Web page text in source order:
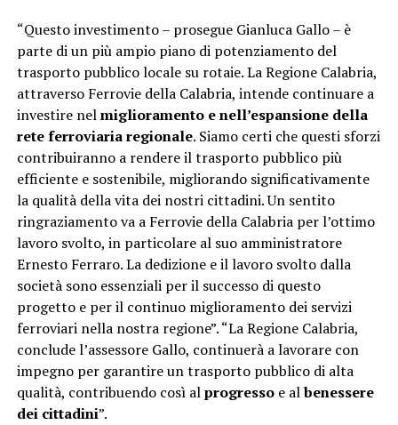
“Questo investimento – prosegue Gianluca Gallo – è
parte di un più ampio piano di potenziamento del
trasporto pubblico locale su rotaie. La Regione Calabria,
attraverso Ferrovie della Calabria, intende continuare a
investire nelmiglioramento e nell’espansione della
rete ferroviaria regionale. Siamo certi che questi sforzi
contribuiranno a rendere il trasporto pubblico più
efficiente e sostenibile, migliorando significativamente
la qualità della vita dei nostri cittadini. Un sentito
ringraziamento va a Ferrovie della Calabria per l’ottimo
lavoro svolto, in particolare al suo amministratore
Ernesto Ferraro. La dedizione e il lavoro svolto dalla
società sono essenziali per il successo di questo
progetto e per il continuo miglioramento dei servizi
ferroviari nella nostra regione”. “La Regione Calabria,
conclude l’assessore Gallo, continuerà a lavorare con
impegno per garantire un trasporto pubblico di alta
qualità, contribuendo così alprogressoe albenessere
dei cittadini”.